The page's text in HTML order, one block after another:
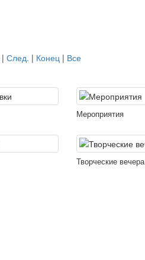
| След. | Конец | Все
Мероприятия
Творческие вечера